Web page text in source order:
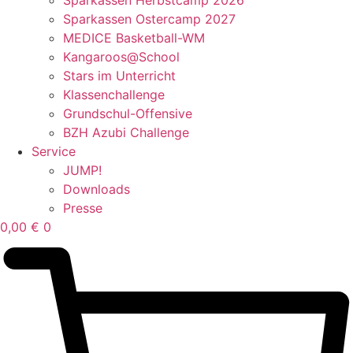
Sparkassen Ostercamp 2027
MEDICE Basketball-WM
Kangaroos@School
Stars im Unterricht
Klassenchallenge
Grundschul-Offensive
BZH Azubi Challenge
Service
JUMP!
Downloads
Presse
0,00 € 0